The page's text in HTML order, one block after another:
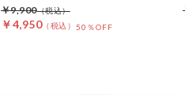
￥4,950 50％OFF
￥9,900